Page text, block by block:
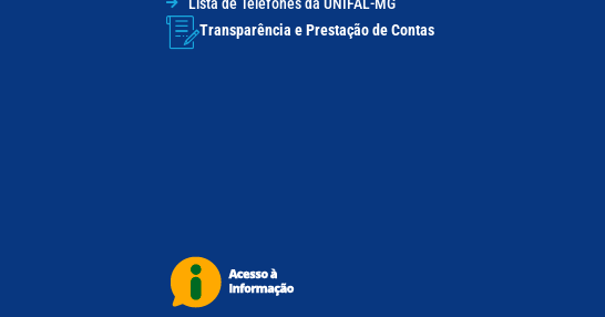
Transparência e Prestação de Contas